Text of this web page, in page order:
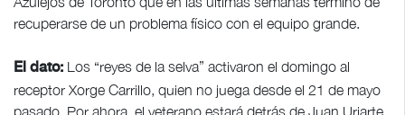
recuperarse de un problema físico con el equipo grande.
El dato: Los “reyes de la selva” activaron el domingo al
receptor Xorge Carrillo, quien no juega desde el 21 de mayo
pasado. Por ahora, el veterano estará detrás de Juan Uriarte